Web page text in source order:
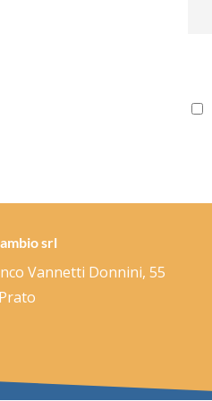
srl
Vannetti Donnini, 55